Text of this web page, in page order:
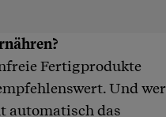
Fertigprodukte
Und wer
automatisch das